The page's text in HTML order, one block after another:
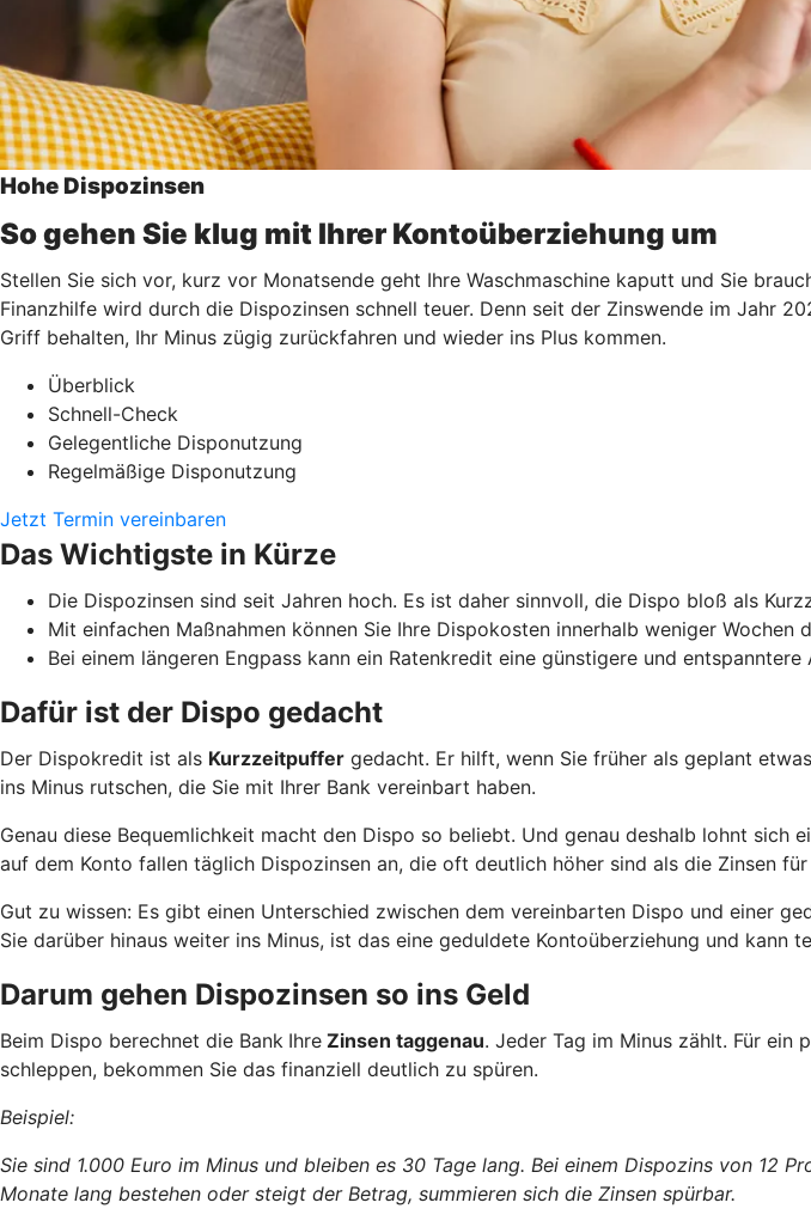
Hohe Dispozinsen
So gehen Sie klug mit Ihrer Kontoüberziehung um
Stellen Sie sich vor, kurz vor Monatsende geht Ihre Waschmaschine kaputt und Sie
Finanzhilfe wird durch die Dispozinsen schnell teuer. Denn seit der Zinswende im Jahr
Griff behalten, Ihr Minus zügig zurückfahren und wieder ins Plus kommen.
Überblick
Schnell-Check
Gelegentliche Disponutzung
Regelmäßige Disponutzung
Jetzt Termin vereinbaren
Das Wichtigste in Kürze
Die Dispozinsen sind seit Jahren hoch. Es ist daher sinnvoll, die Dispo bloß als
Mit einfachen Maßnahmen können Sie Ihre Dispokosten innerhalb weniger Wochen
Bei einem längeren Engpass kann ein Ratenkredit eine günstigere und
Dafür ist der Dispo gedacht
Der Dispokredit ist als Kurzzeitpuffer gedacht. Er hilft, wenn Sie früher als geplant
ins Minus rutschen, die Sie mit Ihrer Bank vereinbart haben.
Genau diese Bequemlichkeit macht den Dispo so beliebt. Und genau deshalb lohnt
auf dem Konto fallen täglich Dispozinsen an, die oft deutlich höher sind als die Zinsen
Gut zu wissen: Es gibt einen Unterschied zwischen dem vereinbarten Dispo und einer
Sie darüber hinaus weiter ins Minus, ist das eine geduldete Kontoüberziehung und kann
Darum gehen Dispozinsen so ins Geld
Beim Dispo berechnet die Bank Ihre Zinsen taggenau. Jeder Tag im Minus zählt. Für ein
schleppen, bekommen Sie das finanziell deutlich zu spüren.
Beispiel:
Sie sind 1.000 Euro im Minus und bleiben es 30 Tage lang. Bei einem Dispozins von 12
Monate lang bestehen oder steigt der Betrag, summieren sich die Zinsen spürbar.